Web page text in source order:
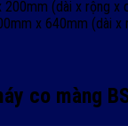
(dài x rộng x
x 640mm (dài x
co màng